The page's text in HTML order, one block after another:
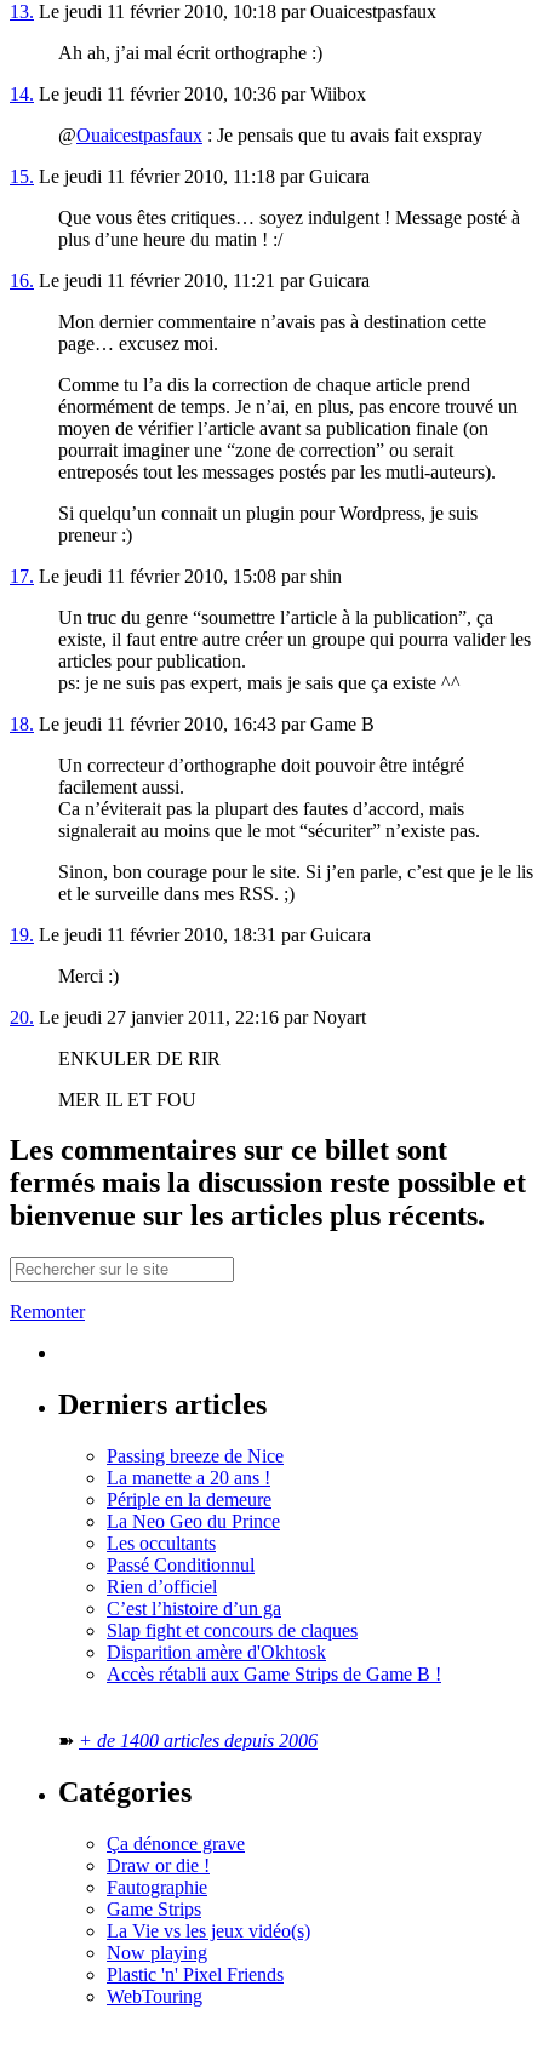
13. Le jeudi 11 février 2010, 10:18 par Ouaicestpasfaux
Ah ah, j’ai mal écrit orthographe :)
14. Le jeudi 11 février 2010, 10:36 par Wiibox
@Ouaicestpasfaux : Je pensais que tu avais fait exspray
15. Le jeudi 11 février 2010, 11:18 par Guicara
Que vous êtes critiques… soyez indulgent ! Message posté à
plus d’une heure du matin ! :/
16. Le jeudi 11 février 2010, 11:21 par Guicara
Mon dernier commentaire n’avais pas à destination cette
page… excusez moi.
Comme tu l’a dis la correction de chaque article prend
énormément de temps. Je n’ai, en plus, pas encore trouvé un
moyen de vérifier l’article avant sa publication finale (on
pourrait imaginer une “zone de correction” ou serait
entreposés tout les messages postés par les mutli-auteurs).
Si quelqu’un connait un plugin pour Wordpress, je suis
preneur :)
17. Le jeudi 11 février 2010, 15:08 par shin
Un truc du genre “soumettre l’article à la publication”, ça
existe, il faut entre autre créer un groupe qui pourra valider les
articles pour publication.
ps: je ne suis pas expert, mais je sais que ça existe ^^
18. Le jeudi 11 février 2010, 16:43 par Game B
Un correcteur d’orthographe doit pouvoir être intégré
facilement aussi.
Ca n’éviterait pas la plupart des fautes d’accord, mais
signalerait au moins que le mot “sécuriter” n’existe pas.
Sinon, bon courage pour le site. Si j’en parle, c’est que je le lis
et le surveille dans mes RSS. ;)
19. Le jeudi 11 février 2010, 18:31 par Guicara
Merci :)
20. Le jeudi 27 janvier 2011, 22:16 par Noyart
ENKULER DE RIR
MER IL ET FOU
Les commentaires sur ce billet sont
fermés mais la discussion reste possible et
bienvenue sur les articles plus récents.
Remonter
Derniers articles
Passing breeze de Nice
La manette a 20 ans !
Périple en la demeure
La Neo Geo du Prince
Les occultants
Passé Conditionnul
Rien d’officiel
C’est l’histoire d’un ga
Slap fight et concours de claques
Disparition amère d'Okhtosk
Accès rétabli aux Game Strips de Game B !
➽ + de 1400 articles depuis 2006
Catégories
Ça dénonce grave
Draw or die !
Fautographie
Game Strips
La Vie vs les jeux vidéo(s)
Now playing
Plastic 'n' Pixel Friends
WebTouring